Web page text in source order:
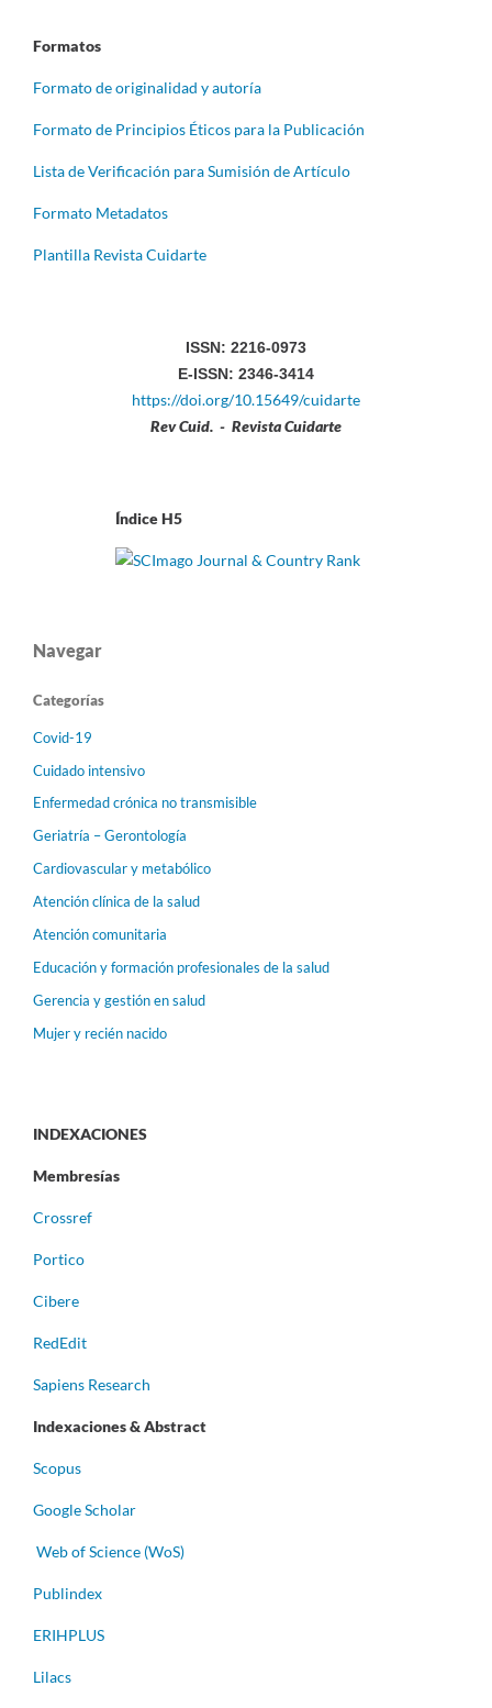
Formatos
Formato de originalidad y autoría
Formato de Principios Éticos para la Publicación
Lista de Verificación para Sumisión de Artículo
Formato Metadatos
Plantilla Revista Cuidarte
ISSN: 2216-0973
E-ISSN: 2346-3414
https://doi.org/10.15649/cuidarte
Rev Cuid. - Revista Cuidarte
Índice H5
Navegar
Categorías
Covid-19
Cuidado intensivo
Enfermedad crónica no transmisible
Geriatría – Gerontología
Cardiovascular y metabólico
Atención clínica de la salud
Atención comunitaria
Educación y formación profesionales de la salud
Gerencia y gestión en salud
Mujer y recién nacido
INDEXACIONES
Membresías
Crossref
Portico
Cibere
RedEdit
Sapiens Research
Indexaciones & Abstract
Scopus
Google Scholar
Web of Science (WoS)
Publindex
ERIHPLUS
Lilacs